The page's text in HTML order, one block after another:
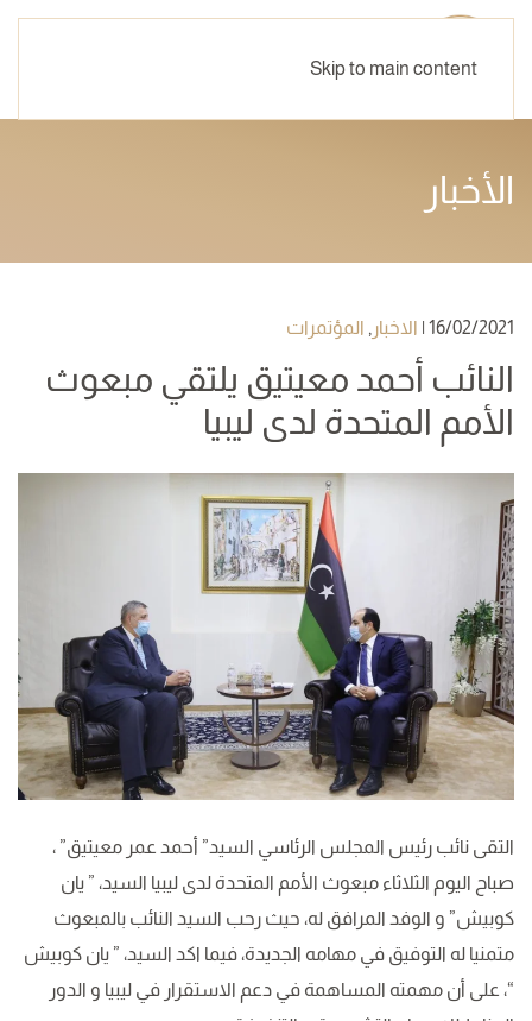
Skip to main content
الأخبار
16/02/2021
| الاخبار , المؤتمرات
النائب أحمد معيتيق يلتقي مبعوث
الأمم المتحدة لدى ليبيا
التقى نائب رئيس المجلس الرئاسي السيد” أحمد عمر معيتيق” ،
صباح اليوم الثلاثاء مبعوث الأمم المتحدة لدى ليبيا السيد، ” يان
كوبيش” و الوفد المرافق له، حيث رحب السيد النائب بالمبعوث
متمنيا له التوفيق في مهامه الجديدة، فيما اكد السيد، ” يان كوبيش
“، على أن مهمته المساهمة في دعم الاستقرار في ليبيا و الدور